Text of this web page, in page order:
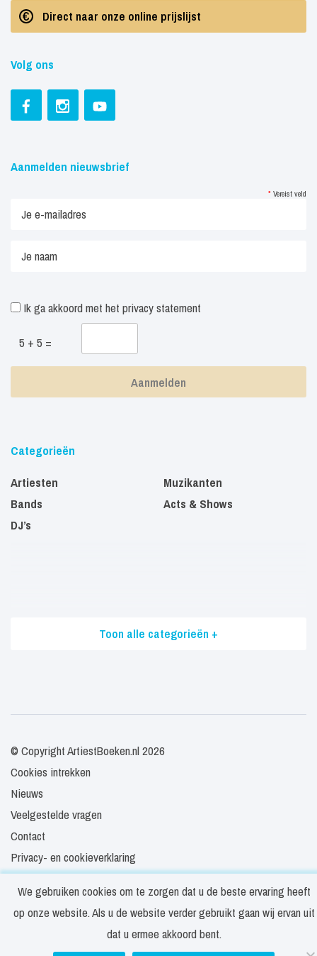
Direct naar onze online prijslijst
Volg ons
Aanmelden nieuwsbrief
* Vereist veld
Ik ga akkoord met het privacy statement
5 + 5 =
Categorieën
Artiesten
Bands
DJ’s
Muzikanten
Acts & Shows
Toon alle categorieën +
© Copyright ArtiestBoeken.nl 2026
Cookies intrekken
Nieuws
Veelgestelde vragen
Contact
Privacy- en cookieverklaring
Disclaimer
Algemene voorwaarden
We gebruiken cookies om te zorgen dat u de beste ervaring heeft
op onze website. Als u de website verder gebruikt gaan wij ervan uit
dat u ermee akkoord bent.